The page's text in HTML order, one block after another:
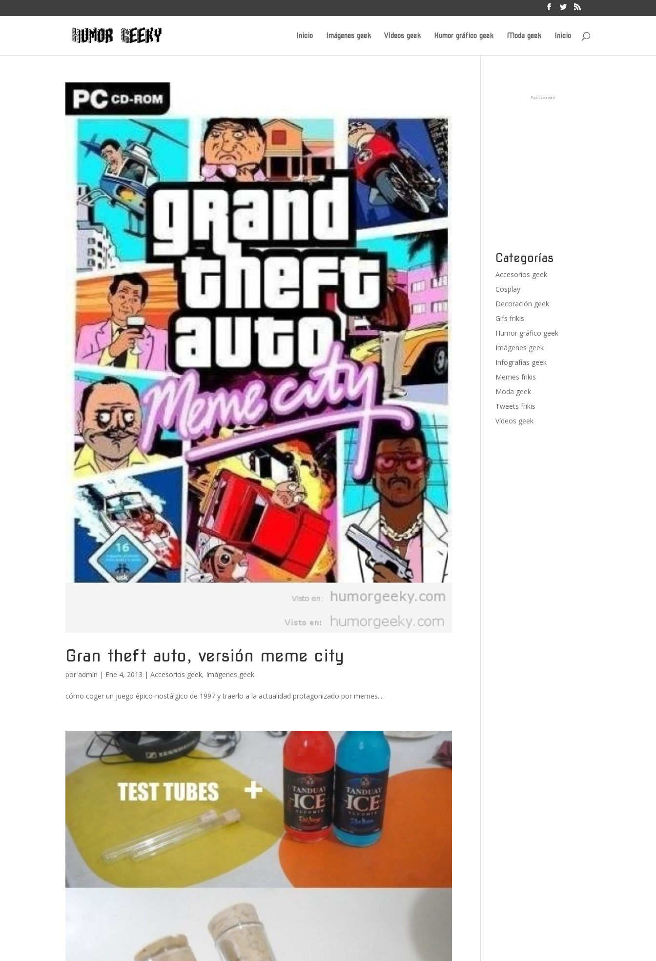
Inicio Imágenes geek Vídeos geek Humor gráfico geek Moda geek Inicio
Gran theft auto, versión meme city
por admin | Ene 4, 2013 |Accesorios geek, Imágenes geek
cómo coger un juego épico-nostálgico de 1997 y traerlo a la actualidad protagonizado por memes....
Publicidad
Categorías
Accesorios geek
Cosplay
Decoración geek
Gifs frikis
Humor gráfico geek
Imágenes geek
Infografías geek
Memes frikis
Moda geek
Tweets frikis
Vídeos geek